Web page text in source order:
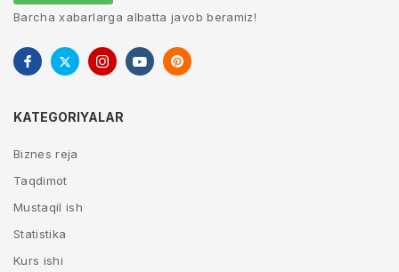
Barcha xabarlarga albatta javob beramiz!
KATEGORIYALAR
Biznes reja
Taqdimot
Mustaqil ish
Statistika
Kurs ishi